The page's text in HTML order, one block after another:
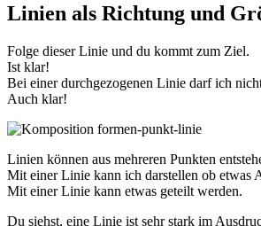
Linien als Richtung und
Folge dieser Linie und du kommt zum Ziel.
Ist klar!
Bei einer durchgezogenen Linie darf ich
Auch klar!
Linien können aus mehreren Punkten
Mit einer Linie kann ich darstellen ob etwas
Mit einer Linie kann etwas geteilt werden.
Du siehst, eine Linie ist sehr stark im